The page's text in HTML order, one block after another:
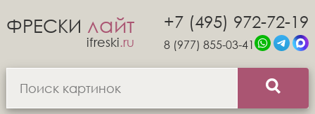
ФРЕСКИ лайт
ifreski.ru
+7 (495) 972-72-19
8 (977) 855-03-41